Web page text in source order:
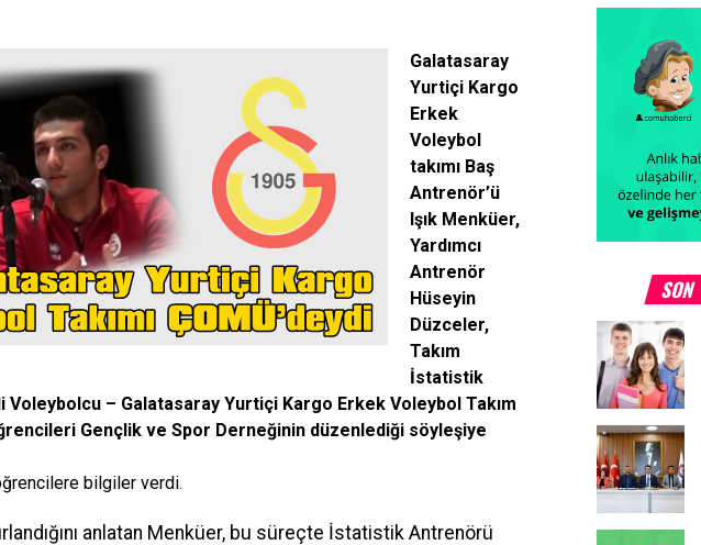
Galatasaray
Yurtiçi Kargo
Erkek
Voleybol
takımı Baş
Antrenör’ü
Işık Menküer,
Yardımcı
Antrenör
Hüseyin
Düzceler,
Takım
İstatistik
Voleybolcu – Galatasaray Yurtiçi Kargo Erkek Voleybol Takım
Gençlik ve Spor Derneğinin düzenlediği söyleşiye
bilgiler verdi.
anlatan Menküer, bu süreçte İstatistik Antrenörü
SON